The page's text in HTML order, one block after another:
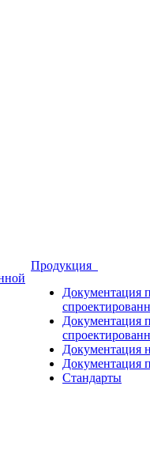
Продукция
Документация
Документация
Документация
Документация
Стандарты